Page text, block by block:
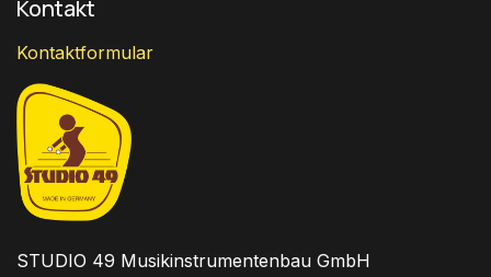
Kontakt
Kontaktformular
STUDIO 49 Musikinstrumentenbau GmbH